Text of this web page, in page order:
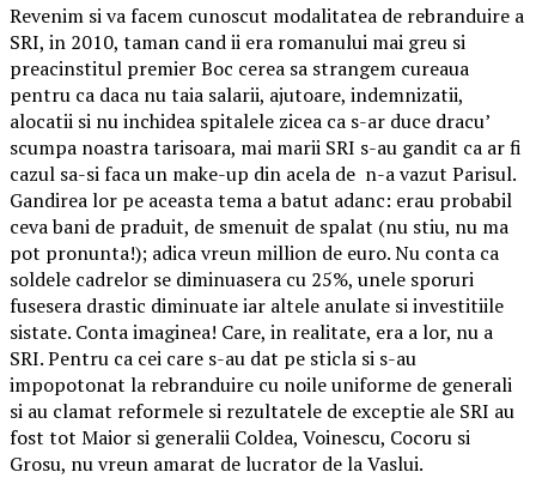
Revenim si va facem cunoscut modalitatea de rebranduire a
SRI, in 2010, taman cand ii era romanului mai greu si
preacinstitul premier Boc cerea sa strangem cureaua
pentru ca daca nu taia salarii, ajutoare, indemnizatii,
alocatii si nu inchidea spitalele zicea ca s-ar duce dracu’
scumpa noastra tarisoara, mai marii SRI s-au gandit ca ar fi
cazul sa-si faca un make-up din acela de n-a vazut Parisul.
Gandirea lor pe aceasta tema a batut adanc: erau probabil
ceva bani de praduit, de smenuit de spalat (nu stiu, nu ma
pot pronunta!); adica vreun million de euro. Nu conta ca
soldele cadrelor se diminuasera cu 25%, unele sporuri
fusesera drastic diminuate iar altele anulate si investitiile
sistate. Conta imaginea! Care, in realitate, era a lor, nu a
SRI. Pentru ca cei care s-au dat pe sticla si s-au
impopotonat la rebranduire cu noile uniforme de generali
si au clamat reformele si rezultatele de exceptie ale SRI au
fost tot Maior si generalii Coldea, Voinescu, Cocoru si
Grosu, nu vreun amarat de lucrator de la Vaslui.